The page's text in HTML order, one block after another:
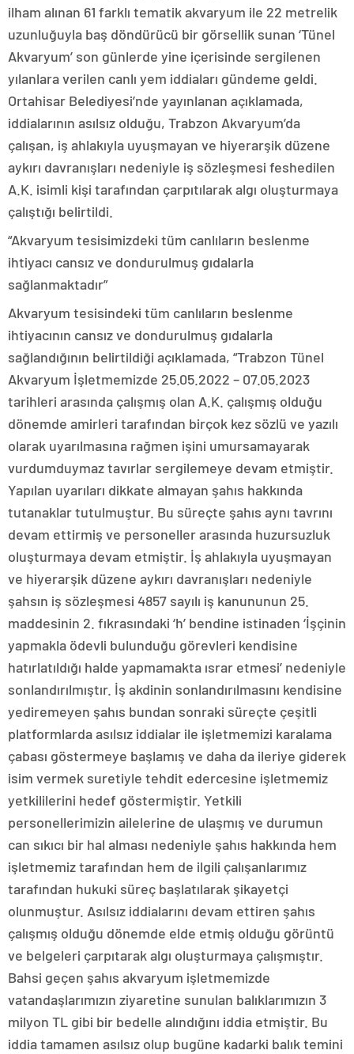
ilham alınan 61 farklı tematik akvaryum ile 22 metrelik
uzunluğuyla baş döndürücü bir görsellik sunan ‘Tünel
Akvaryum’ son günlerde yine içerisinde sergilenen
yılanlara verilen canlı yem iddiaları gündeme geldi.
Ortahisar Belediyesi’nde yayınlanan açıklamada,
iddialarının asılsız olduğu, Trabzon Akvaryum’da
çalışan, iş ahlakıyla uyuşmayan ve hiyerarşik düzene
aykırı davranışları nedeniyle iş sözleşmesi feshedilen
A.K. isimli kişi tarafından çarpıtılarak algı oluşturmaya
çalıştığı belirtildi.
“Akvaryum tesisimizdeki tüm canlıların beslenme
ihtiyacı cansız ve dondurulmuş gıdalarla
sağlanmaktadır”
Akvaryum tesisindeki tüm canlıların beslenme
ihtiyacının cansız ve dondurulmuş gıdalarla
sağlandığının belirtildiği açıklamada, “Trabzon Tünel
Akvaryum İşletmemizde 25.05.2022 – 07.05.2023
tarihleri arasında çalışmış olan A.K. çalışmış olduğu
dönemde amirleri tarafından birçok kez sözlü ve yazılı
olarak uyarılmasına rağmen işini umursamayarak
vurdumduymaz tavırlar sergilemeye devam etmiştir.
Yapılan uyarıları dikkate almayan şahıs hakkında
tutanaklar tutulmuştur. Bu süreçte şahıs aynı tavrını
devam ettirmiş ve personeller arasında huzursuzluk
oluşturmaya devam etmiştir. İş ahlakıyla uyuşmayan
ve hiyerarşik düzene aykırı davranışları nedeniyle
şahsın iş sözleşmesi 4857 sayılı iş kanununun 25.
maddesinin 2. fıkrasındaki ‘h’ bendine istinaden ‘İşçinin
yapmakla ödevli bulunduğu görevleri kendisine
hatırlatıldığı halde yapmamakta ısrar etmesi’ nedeniyle
sonlandırılmıştır. İş akdinin sonlandırılmasını kendisine
yediremeyen şahıs bundan sonraki süreçte çeşitli
platformlarda asılsız iddialar ile işletmemizi karalama
çabası göstermeye başlamış ve daha da ileriye giderek
isim vermek suretiyle tehdit edercesine işletmemiz
yetkililerini hedef göstermiştir. Yetkili
personellerimizin ailelerine de ulaşmış ve durumun
can sıkıcı bir hal alması nedeniyle şahıs hakkında hem
işletmemiz tarafından hem de ilgili çalışanlarımız
tarafından hukuki süreç başlatılarak şikayetçi
olunmuştur. Asılsız iddialarını devam ettiren şahıs
çalışmış olduğu dönemde elde etmiş olduğu görüntü
ve belgeleri çarpıtarak algı oluşturmaya çalışmıştır.
Bahsi geçen şahıs akvaryum işletmemizde
vatandaşlarımızın ziyaretine sunulan balıklarımızın 3
milyon TL gibi bir bedelle alındığını iddia etmiştir. Bu
iddia tamamen asılsız olup bugüne kadarki balık temini